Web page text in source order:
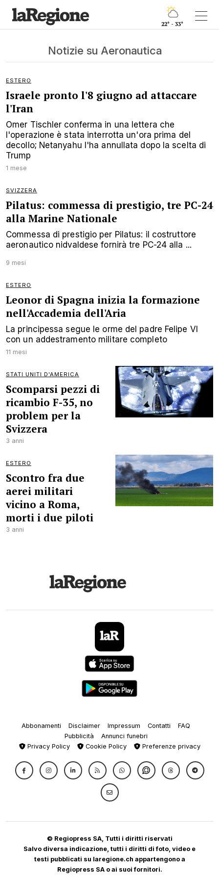
22° - 33°
Notizie su Aeronautica
ESTERO
Israele pronto l'8 giugno ad attaccare
l'Iran
Omer Tischler conferma in una lettera che
l'operazione è stata interrotta un'ora prima del
decollo; Netanyahu l'ha annullata dopo la scelta di
Trump
1 mese
SVIZZERA
Pilatus: commessa di prestigio, tre PC-24
alla Marine Nationale
Commessa di prestigio per Pilatus: il costruttore
aeronautico nidvaldese fornirà tre PC-24 alla ...
9 mesi
ESTERO
Leonor di Spagna inizia la formazione
nell'Accademia dell'Aria
La principessa segue le orme del padre Felipe VI
con un addestramento militare completo
11 mesi
STATI UNITI D'AMERICA
Scomparsi pezzi di
ricambio F-35, no
problem per la
Svizzera
3 anni
ESTERO
Scontro fra due
aerei militari
vicino a Roma,
morti i due piloti
3 anni
Abbonamenti Disclaimer Impressum Contatti
FAQ
Pubblicità
Annunci funebri
Privacy Policy
Cookie Policy Preferenze privacy
© Regiopress SA, Tutti i diritti riservati
Salvo diversa indicazione, tutti i diritti di foto, video e
testi pubblicati su laregione.ch appartengono a
Regiopress SA o ai suoi fornitori.